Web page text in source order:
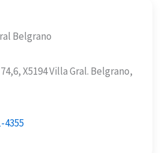
Belgrano
X5194 Villa Gral. Belgrano,
4355